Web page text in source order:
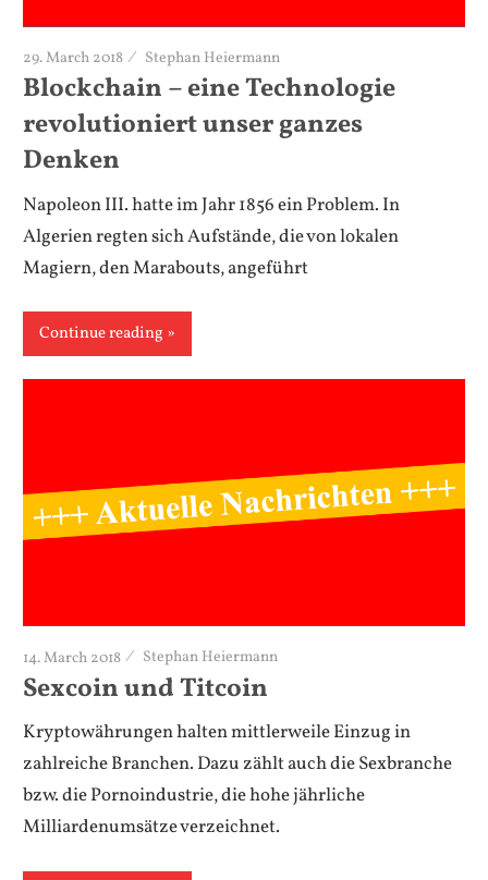
29. March 2018 Stephan Heiermann
Blockchain – eine Technologie
revolutioniert unser ganzes
Denken
Napoleon III. hatte im Jahr 1856 ein Problem. In
Algerien regten sich Aufstände, die von lokalen
Magiern, den Marabouts, angeführt
Continue reading
14. March 2018 Stephan Heiermann
Sexcoin und Titcoin
Kryptowährungen halten mittlerweile Einzug in
zahlreiche Branchen. Dazu zählt auch die Sexbranche
bzw. die Pornoindustrie, die hohe jährliche
Milliardenumsätze verzeichnet.